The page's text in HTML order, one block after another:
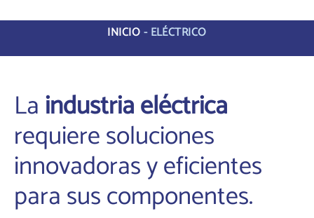
INICIO-ELÉCTRICO
Laindustria eléctrica
requiere soluciones
innovadoras y eficientes
para sus componentes.